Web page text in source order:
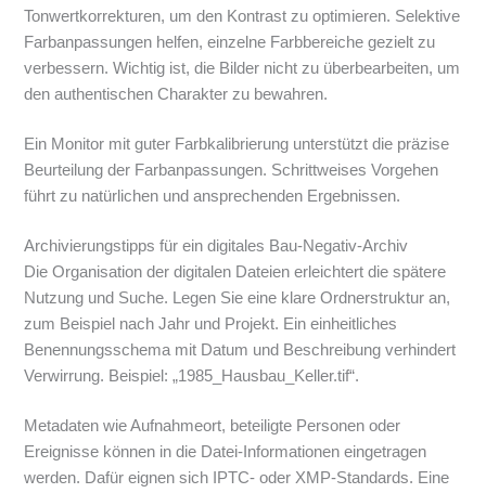
Tonwertkorrekturen, um den Kontrast zu optimieren. Selektive
Farbanpassungen helfen, einzelne Farbbereiche gezielt zu
verbessern. Wichtig ist, die Bilder nicht zu überbearbeiten, um
den authentischen Charakter zu bewahren.
Ein Monitor mit guter Farbkalibrierung unterstützt die präzise
Beurteilung der Farbanpassungen. Schrittweises Vorgehen
führt zu natürlichen und ansprechenden Ergebnissen.
Archivierungstipps für ein digitales Bau-Negativ-Archiv
Die Organisation der digitalen Dateien erleichtert die spätere
Nutzung und Suche. Legen Sie eine klare Ordnerstruktur an,
zum Beispiel nach Jahr und Projekt. Ein einheitliches
Benennungsschema mit Datum und Beschreibung verhindert
Verwirrung. Beispiel: „1985_Hausbau_Keller.tif“.
Metadaten wie Aufnahmeort, beteiligte Personen oder
Ereignisse können in die Datei-Informationen eingetragen
werden. Dafür eignen sich IPTC- oder XMP-Standards. Eine